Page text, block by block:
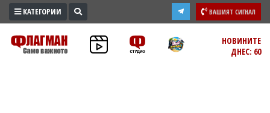
ПРОМО
ЗОНА
КАТЕГОРИИ ВАШИЯТ СИГНАЛ
НОВИНИТЕ
ДНЕС: 60